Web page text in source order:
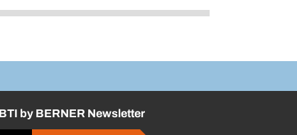
BTI by BERNER Newsletter